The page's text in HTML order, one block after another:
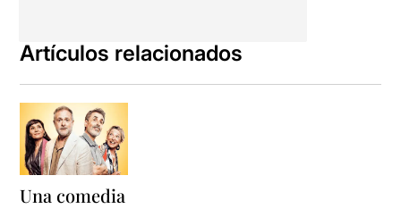
Artículos relacionados
Una comedia